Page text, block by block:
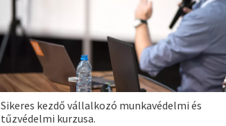
Sikeres kezdő vállalkozó munkavédelmi és
tűzvédelmi kurzusa.